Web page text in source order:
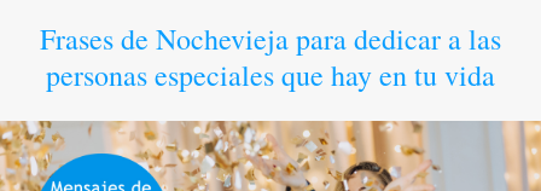
Frases de Nochevieja para dedicar a las
personas especiales que hay en tu vida